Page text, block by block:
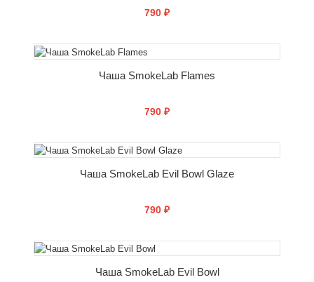
790 ₽
СООБЩИТЬ О ПОСТУПЛЕНИИ
Чаша SmokeLab Flames
790 ₽
СООБЩИТЬ О ПОСТУПЛЕНИИ
Чаша SmokeLab Evil Bowl Glaze
790 ₽
СООБЩИТЬ О ПОСТУПЛЕНИИ
Чаша SmokeLab Evil Bowl